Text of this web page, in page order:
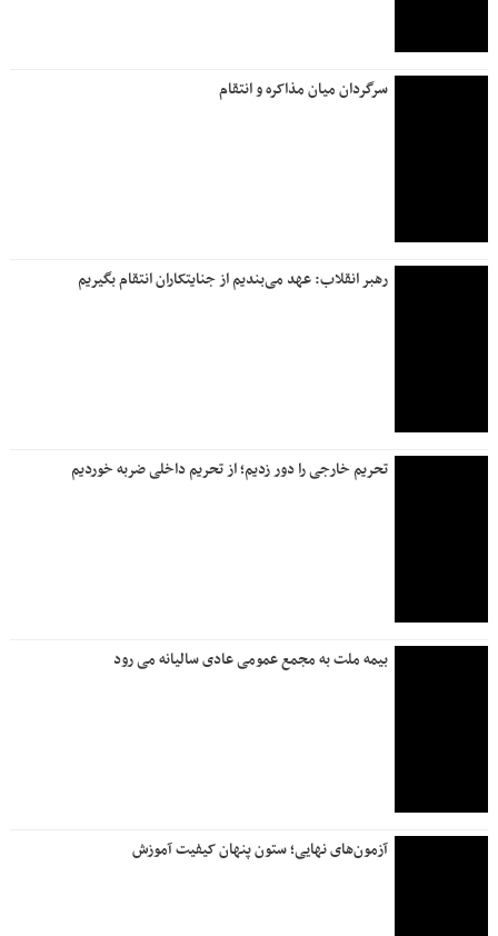
سرگردان میان مذاکره و انتقام
رهبر انقلاب: عهد می‌بندیم از جنایتکاران انتقام بگیریم
تحریم خارجی را دور زدیم؛ از تحریم داخلی ضربه خوردیم
بیمه ملت به مجمع عمومی عادی سالیانه می رود
آزمون‌های نهایی؛ ستون پنهان کیفیت آموزش